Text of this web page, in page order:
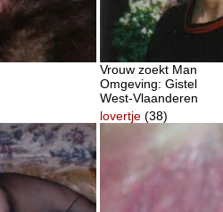
Vrouw zoekt Man
Omgeving: Gistel
West-Vlaanderen
lovertje (38)